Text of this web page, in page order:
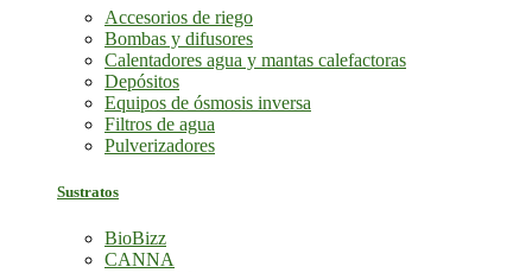
Accesorios de riego
Bombas y difusores
Calentadores agua y mantas calefactoras
Depósitos
Equipos de ósmosis inversa
Filtros de agua
Pulverizadores
Sustratos
BioBizz
CANNA